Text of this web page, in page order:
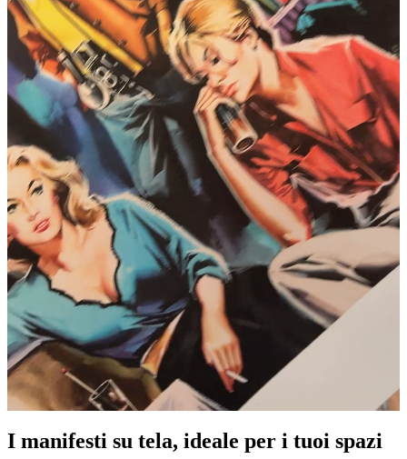
I manifesti su tela, ideale per i tuoi spazi